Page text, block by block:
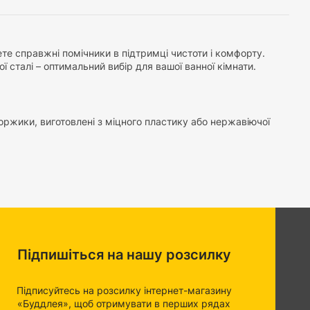
справжні помічники в підтримці чистоти і комфорту.
– оптимальний вибір для вашої ванної кімнати.
виготовлені з міцного пластику або нержавіючої
промивати йоржик.
легко підтримувати гігієнічність вашої ванної
Підпишіться на нашу розсилку
Підписуйтесь на розсилку інтернет-магазину
«Буддлея», щоб отримувати в перших рядах